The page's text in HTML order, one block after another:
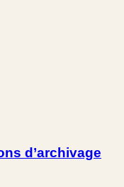
d’archivage